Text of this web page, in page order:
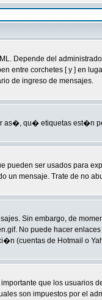
Depende del
entre corchetes [ y ] en
de ingreso de mensajes.
as�, qu� etiquetas est�n
ser usados para
mensaje. Trate de no
Sin embargo, de
No puede hacer
(cuentas de Hotmail o
que los usuarios
son impuestos por el